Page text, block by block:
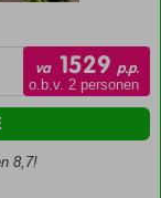
va 1529 p.p.
o.b.v. 2 personen
8,7!